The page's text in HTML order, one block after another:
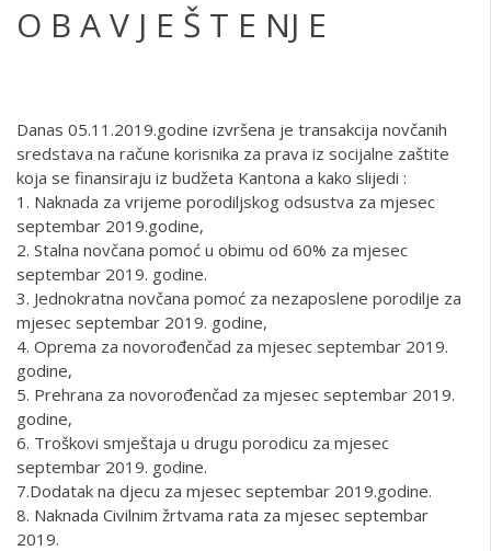
O B A V J E Š T E NJ E
Danas 05.11.2019.godine izvršena je transakcija novčanih
sredstava na račune korisnika za prava iz socijalne zaštite
koja se finansiraju iz budžeta Kantona a kako slijedi :
1. Naknada za vrijeme porodiljskog odsustva za mjesec
septembar 2019.godine,
2. Stalna novčana pomoć u obimu od 60% za mjesec
septembar 2019. godine.
3. Jednokratna novčana pomoć za nezaposlene porodilje za
mjesec septembar 2019. godine,
4. Oprema za novorođenčad za mjesec septembar 2019.
godine,
5. Prehrana za novorođenčad za mjesec septembar 2019.
godine,
6. Troškovi smještaja u drugu porodicu za mjesec
septembar 2019. godine.
7.Dodatak na djecu za mjesec septembar 2019.godine.
8. Naknada Civilnim žrtvama rata za mjesec septembar
2019.